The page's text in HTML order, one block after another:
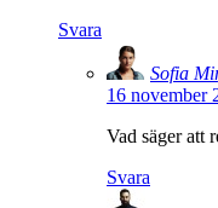
Svara
Sofia
16 november
Vad säger att
Svara